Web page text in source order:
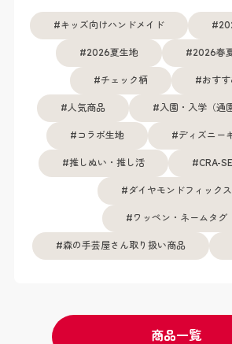
キッズ向けハンドメイド
2026夏生地 2026春
チェック柄 おす
人気商品 入園・入学（通
コラボ生地 ディズニー
推しぬい・推し活 CRA-
ダイヤモンドフィックス
ワッペン・ネームタグ
森の手芸屋さん取り扱い商品
商品一覧